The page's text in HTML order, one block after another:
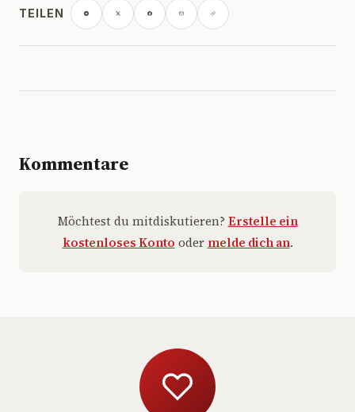
TEILEN
Kommentare
Möchtest du mitdiskutieren? Erstelle ein
kostenloses Konto oder melde dich an.